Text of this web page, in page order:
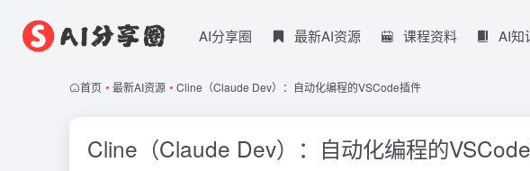
AI分享圈 最新AI资源 课程资料 AI知
首页 • 最新AI资源 • Cline（Claude Dev）：自动化编程的VSCode插件
Cline（Claude Dev）：自动化编程的